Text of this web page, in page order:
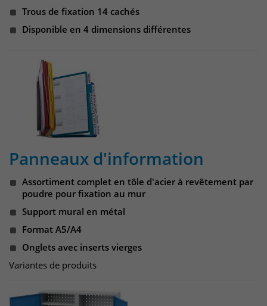
Trous de fixation 14 cachés
Disponible en 4 dimensions différentes
Panneaux d'information
Assortiment complet en tôle d'acier à revêtement par
poudre pour fixation au mur
Support mural en métal
Format A5/A4
Onglets avec inserts vierges
Variantes de produits
Zweck
Analysebericht der Website zu
Informationen anonym und weisen
identifizieren. Die Daten werde lokal
auf unserem Server gespeichert und
sind damit externen Unternehmen
unzugänglich.
_pk_ses
Anbieter Matomo
30 Minuten
Session Daten zu speichern